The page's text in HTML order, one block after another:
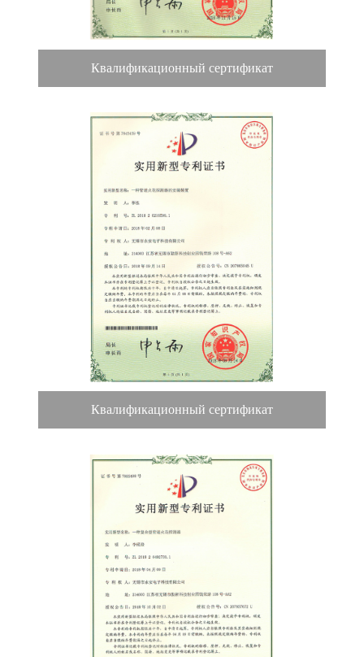
Квалификационный сертификат
Квалификационный сертификат